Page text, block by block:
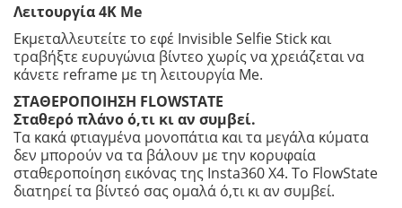
Λειτουργία 4K Me
Εκμεταλλευτείτε το εφέ Invisible Selfie Stick και
τραβήξτε ευρυγώνια βίντεο χωρίς να χρειάζεται να
κάνετε reframe με τη λειτουργία Me.
ΣΤΑΘΕΡΟΠΟΙΗΣΗ FLOWSTATE
Σταθερό πλάνο ό,τι κι αν συμβεί.
Τα κακά φτιαγμένα μονοπάτια και τα μεγάλα κύματα
δεν μπορούν να τα βάλουν με την κορυφαία
σταθεροποίηση εικόνας της Insta360 X4. Το FlowState
διατηρεί τα βίντεό σας ομαλά ό,τι κι αν συμβεί.